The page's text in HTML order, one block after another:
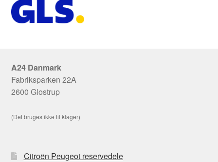
A24 Danmark
Fabriksparken 22A
2600 Glostrup
(Det bruges ikke til klager)
Citroën Peugeot reservedele